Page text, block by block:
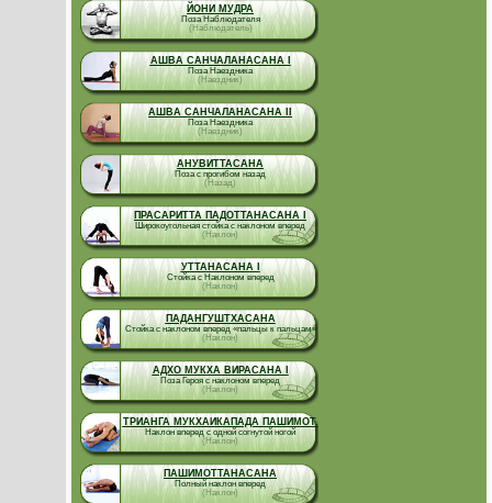
ЙОНИ МУДРА
Поза Наблюдателя
(Наблюдатель)
АШВА САНЧАЛАНАСАНА I
Поза Наездника
(Наездник)
АШВА САНЧАЛАНАСАНА II
Поза Наездника
(Наездник)
АНУВИТТАСАНА
Поза с прогибом назад
(Назад)
ПРАСАРИТТА ПАДОТТАНАСАНА I
Широкоугольная стойка с наклоном вперед
(Наклон)
УТТАНАСАНА I
Стойка с Наклоном вперед
(Наклон)
ПАДАНГУШТХАСАНА
Стойка с наклоном вперед «пальцы к пальцам»
(Наклон)
АДХО МУКХА ВИРАСАНА I
Поза Героя с наклоном вперед
(Наклон)
ТРИАНГА МУКХАИКАПАДА ПАШИМОТ.
Наклон вперед с одной согнутой ногой
(Наклон)
ПАШИМОТТАНАСАНА
Полный наклон вперед
(Наклон)